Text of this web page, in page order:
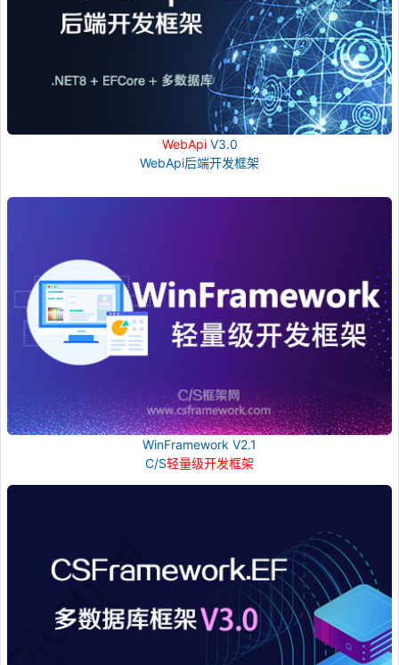
WebApiV3.0
WebApi后端开发框架
WinFramework V2.1
C/S轻量级开发框架